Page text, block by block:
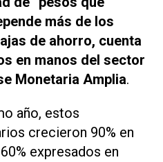
más de los
de ahorro, cuenta
en manos del sector
Monetaria Amplia.
año, estos
crecieron 90% en
expresados en